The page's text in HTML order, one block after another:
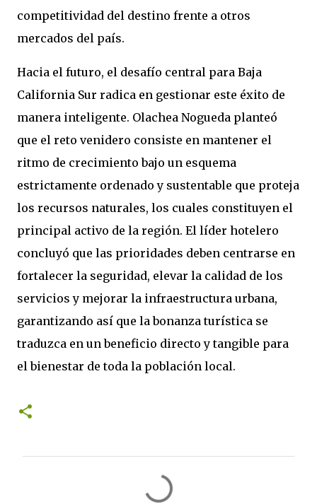
competitividad del destino frente a otros
mercados del país.
Hacia el futuro, el desafío central para Baja
California Sur radica en gestionar este éxito de
manera inteligente. Olachea Nogueda planteó
que el reto venidero consiste en mantener el
ritmo de crecimiento bajo un esquema
estrictamente ordenado y sustentable que proteja
los recursos naturales, los cuales constituyen el
principal activo de la región. El líder hotelero
concluyó que las prioridades deben centrarse en
fortalecer la seguridad, elevar la calidad de los
servicios y mejorar la infraestructura urbana,
garantizando así que la bonanza turística se
traduzca en un beneficio directo y tangible para
el bienestar de toda la población local.